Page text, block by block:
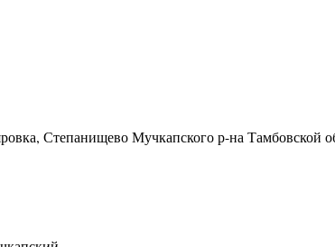
Степанищево Мучкапского р-на Тамбовской